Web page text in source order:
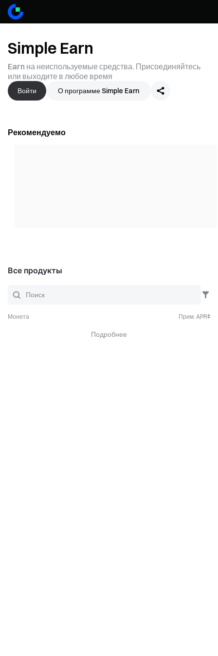
Simple Earn
Earn на неиспользуемые средства. Присоединяйтесь
или выходите в любое время
Войти О программе Simple Earn
Рекомендуемо
Все продукты
Монета Прим. APR
Подробнее